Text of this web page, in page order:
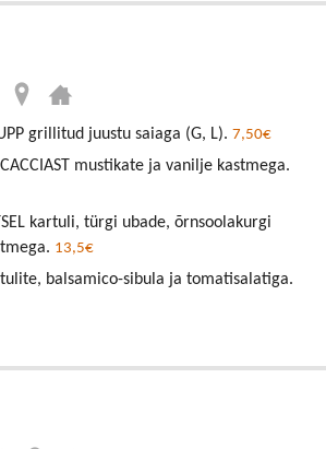
grillitud juustu saiaga (G, L). 7,50€
mustikate ja vanilje kastmega.
kartuli, türgi ubade, õrnsoolakurgi
13,5€
balsamico-sibula ja tomatisalatiga.